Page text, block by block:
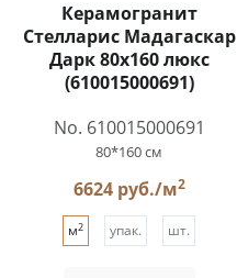
Керамогранит
Стелларис Мадагаскар
Дарк 80x160 люкс
(610015000691)
No. 610015000691
80*160 см
6624 руб./м2
м2 упак. шт.